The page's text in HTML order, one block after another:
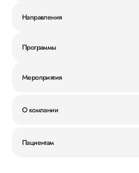
Направления
Программы
Мероприятия
О компании
Пациентам